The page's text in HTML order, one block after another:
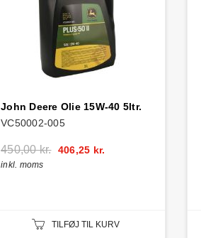
John Deere Olie 15W-40 5ltr.
VC50002-005
450,00 kr. 406,25 kr.
inkl. moms
TILFØJ TIL KURV